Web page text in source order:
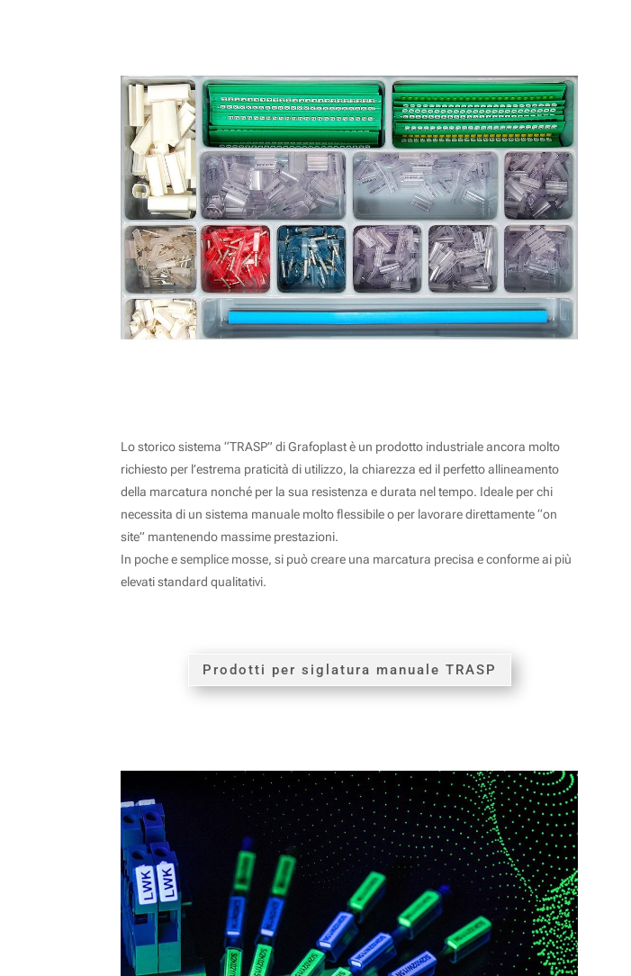
Lo storico sistema “TRASP” di Grafoplast è un prodotto industriale ancora molto
richiesto per l’estrema praticità di utilizzo, la chiarezza ed il perfetto allineamento
della marcatura nonché per la sua resistenza e durata nel tempo. Ideale per chi
necessita di un sistema manuale molto flessibile o per lavorare direttamente “on
site” mantenendo massime prestazioni.
In poche e semplice mosse, si può creare una marcatura precisa e conforme ai più
elevati standard qualitativi.
Prodotti per siglatura manuale TRASP